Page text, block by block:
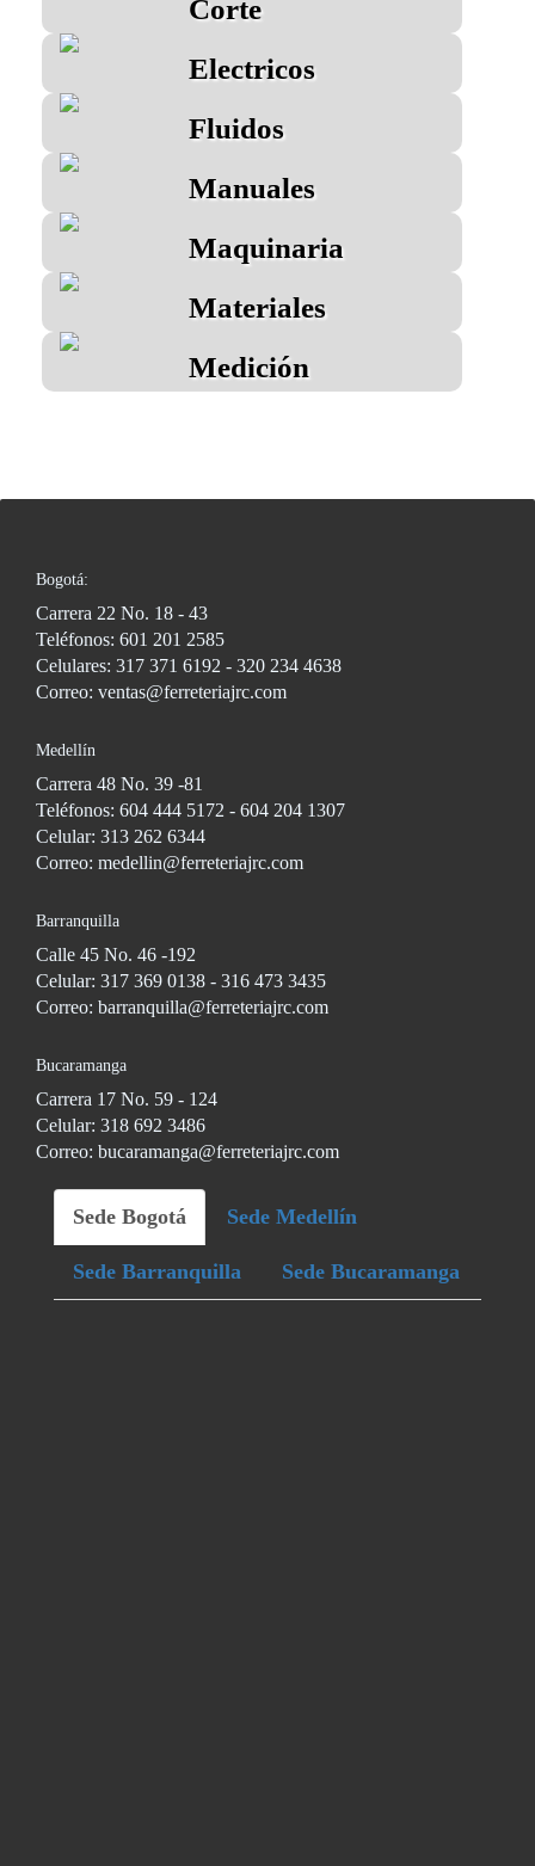
Corte
Electricos
Fluidos
Manuales
Maquinaria
Materiales
Medición
Bogotá:
Carrera 22 No. 18 - 43
Teléfonos: 601 201 2585
Celulares: 317 371 6192 - 320 234 4638
Correo: ventas@ferreteriajrc.com
Medellín
Carrera 48 No. 39 -81
Teléfonos: 604 444 5172 - 604 204 1307
Celular: 313 262 6344
Correo: medellin@ferreteriajrc.com
Barranquilla
Calle 45 No. 46 -192
Celular: 317 369 0138 - 316 473 3435
Correo: barranquilla@ferreteriajrc.com
Bucaramanga
Carrera 17 No. 59 - 124
Celular: 318 692 3486
Correo: bucaramanga@ferreteriajrc.com
Sede Bogotá Sede Medellín
Sede Barranquilla Sede Bucaramanga